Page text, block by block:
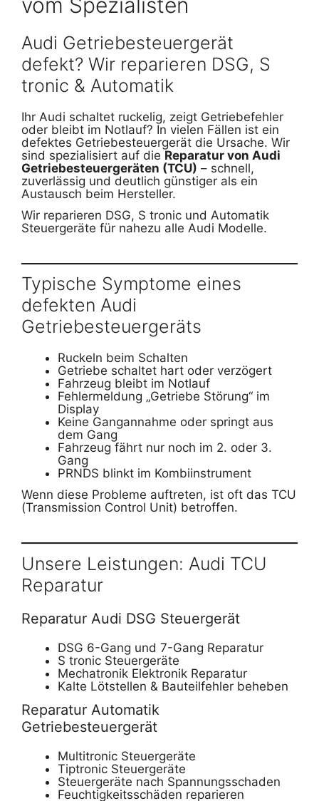
Audi Getriebesteuergerät
defekt? Wir reparieren DSG, S
tronic & Automatik
Ihr Audi schaltet ruckelig, zeigt Getriebefehler
oder bleibt im Notlauf? In vielen Fällen ist ein
defektes Getriebesteuergerät die Ursache. Wir
sind spezialisiert auf die Reparatur von Audi
Getriebesteuergeräten (TCU) – schnell,
zuverlässig und deutlich günstiger als ein
Austausch beim Hersteller.
Wir reparieren DSG, S tronic und Automatik
Steuergeräte für nahezu alle Audi Modelle.
Typische Symptome eines
defekten Audi
Getriebesteuergeräts
Ruckeln beim Schalten
Getriebe schaltet hart oder verzögert
Fahrzeug bleibt im Notlauf
Fehlermeldung „Getriebe Störung“ im
Display
Keine Gangannahme oder springt aus
dem Gang
Fahrzeug fährt nur noch im 2. oder 3.
Gang
PRNDS blinkt im Kombiinstrument
Wenn diese Probleme auftreten, ist oft das TCU
(Transmission Control Unit) betroffen.
Unsere Leistungen: Audi TCU
Reparatur
Reparatur Audi DSG Steuergerät
DSG 6-Gang und 7-Gang Reparatur
S tronic Steuergeräte
Mechatronik Elektronik Reparatur
Kalte Lötstellen & Bauteilfehler beheben
Reparatur Automatik
Getriebesteuergerät
Multitronic Steuergeräte
Tiptronic Steuergeräte
Steuergeräte nach Spannungsschaden
Feuchtigkeitsschäden reparieren